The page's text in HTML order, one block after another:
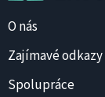
O nás
Zajímavé odkazy
Spolupráce